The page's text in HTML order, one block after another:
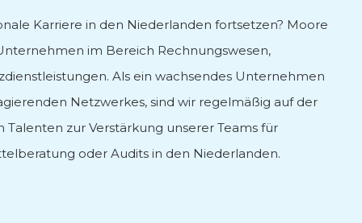
Karriere in den Niederlanden fortsetzen? Moore
im Bereich Rechnungswesen,
Als ein wachsendes Unternehmen
Netzwerkes, sind wir regelmäßig auf der
zur Verstärkung unserer Teams für
oder Audits in den Niederlanden.